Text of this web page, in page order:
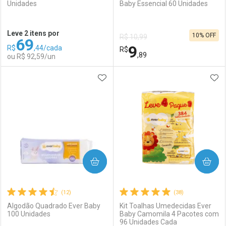
Comprar sem Desconto
Por R$ 36,11/cada
Comprar sem Desconto
Por R$ 36,11/cada
Comprar sem Desconto
Por R$ 61,59/cada
Comprar sem Desconto
Por R$ 61,59/cada
Unidades
Leve 2 itens por
R$69,44/cada
ou R$ 92,59/un
Baby Essencial 60 Unidades
R$ 10,99
R$9,89
10% OFF
Laboratório
Por Menos
(12)
Algodão Quadrado Ever Baby
100 Unidades
ADICIONAR AOS FAVORITOS
COMPRAR
(38)
Kit Toalhas Umedecidas Ever
Baby Camomila 4 Pacotes com
96 Unidades Cada
COMPRAR